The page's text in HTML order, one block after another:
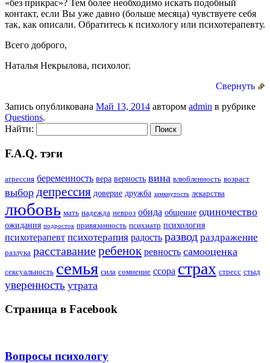
«без прикрас»? Тем более необходимо искать подобный
контакт, если Вы уже давно (больше месяца) чувствуете себя
так, как описали. Обратитесь к психологу или психотерапевту.
Всего доброго,
Наталья Некрылова, психолог.
Свернуть
Запись опубликована Май 13, 2014 автором admin в рубрике
Questions.
Найти:
F.A.Q. тэги
агрессия беременность вера верность вина влюбленность возраст
выбор депрессия доверие дружба замкнутость лекарства
любовь мать надежда невроз обида общение одиночество
ожидания подросток привязанность психиатр психология
психотерапевт психотерапия радость развод раздражение
разлука расставаниеребенок ревность самооценка
сексуальность семья сила сомнение ссора страх стресс стыд
уверенность утрата
Страница в Facebook
Вопросы психологу